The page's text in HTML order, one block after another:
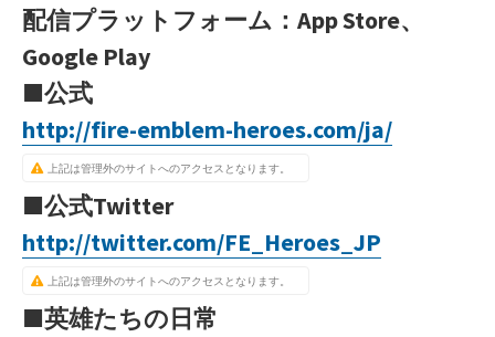
配信プラットフォーム：App Store、
Google Play
■公式
http://fire-emblem-heroes.com/ja/
上記は管理外のサイトへのアクセスとなります。
■公式Twitter
http://twitter.com/FE_Heroes_JP
上記は管理外のサイトへのアクセスとなります。
■英雄たちの日常